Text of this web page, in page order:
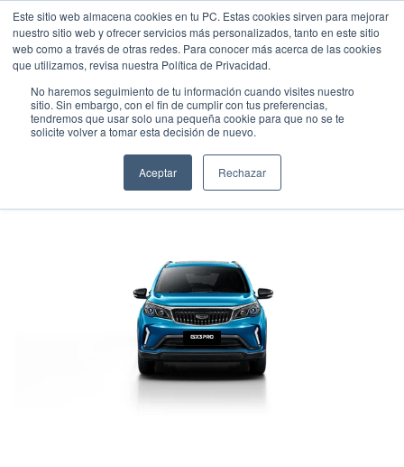
Este sitio web almacena cookies en tu PC. Estas cookies sirven para mejorar
nuestro sitio web y ofrecer servicios más personalizados, tanto en este sitio
web como a través de otras redes. Para conocer más acerca de las cookies
que utilizamos, revisa nuestra Política de Privacidad.
No haremos seguimiento de tu información cuando visites nuestro
sitio. Sin embargo, con el fin de cumplir con tus preferencias,
tendremos que usar solo una pequeña cookie para que no se te
solicite volver a tomar esta decisión de nuevo.
Aceptar Rechazar
GEELY GX3PRO MT
Gasolina